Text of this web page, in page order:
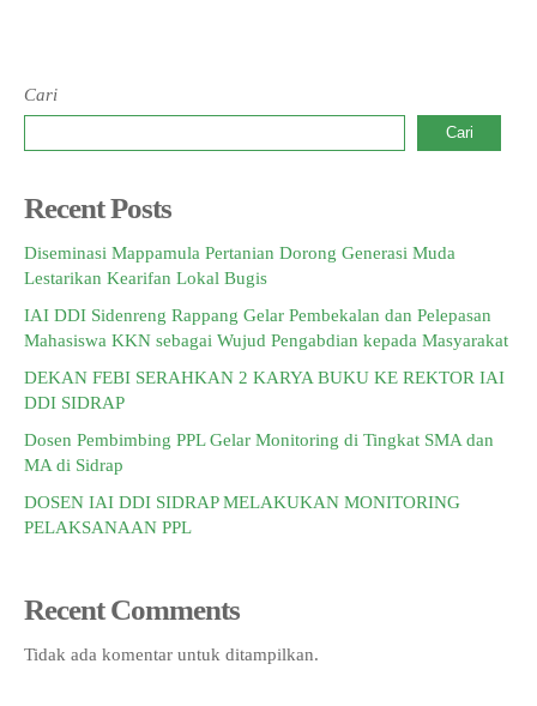
Cari
Cari
Recent Posts
Diseminasi Mappamula Pertanian Dorong Generasi Muda
Lestarikan Kearifan Lokal Bugis
IAI DDI Sidenreng Rappang Gelar Pembekalan dan Pelepasan
Mahasiswa KKN sebagai Wujud Pengabdian kepada Masyarakat
DEKAN FEBI SERAHKAN 2 KARYA BUKU KE REKTOR IAI
DDI SIDRAP
Dosen Pembimbing PPL Gelar Monitoring di Tingkat SMA dan
MA di Sidrap
DOSEN IAI DDI SIDRAP MELAKUKAN MONITORING
PELAKSANAAN PPL
Recent Comments
Tidak ada komentar untuk ditampilkan.